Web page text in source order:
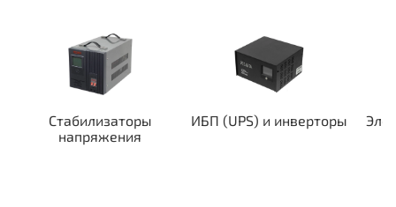
Стабилизаторы
напряжения
ИБП (UPS) и инверторы